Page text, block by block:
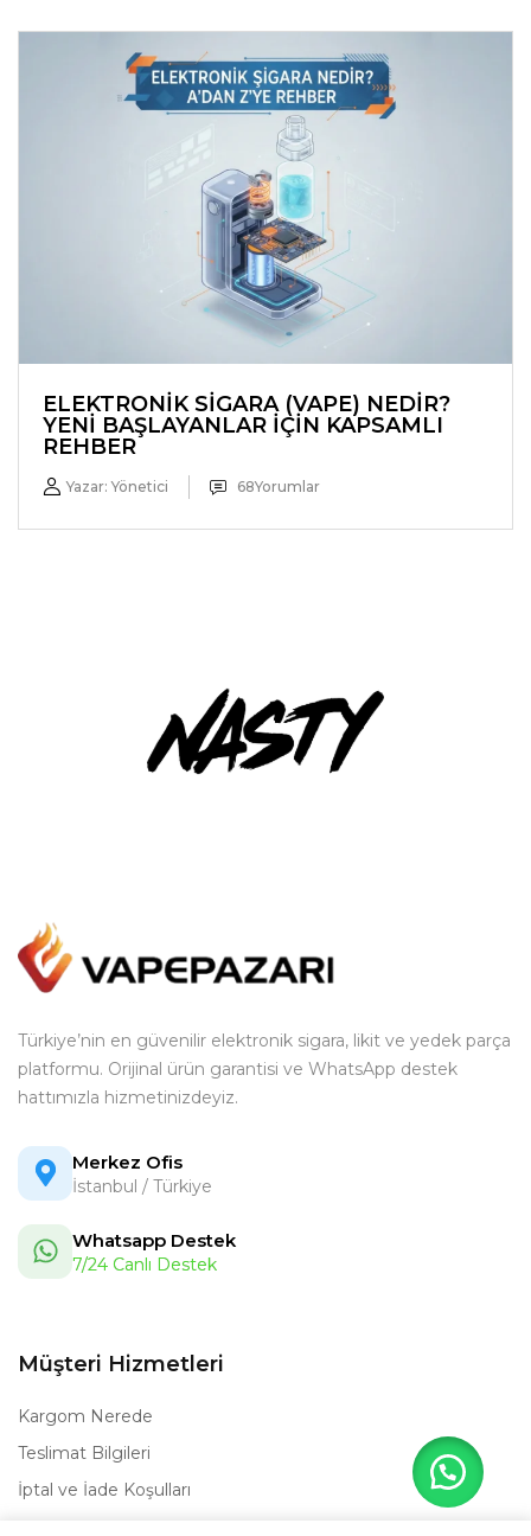
ELEKTRONIK SIGARA (VAPE) NEDIR?
YENI BAŞLAYANLAR İÇIN KAPSAMLI
REHBER
Yazar:Yönetici 68Yorumlar
Türkiye’nin en güvenilir elektronik sigara, likit ve yedek parça
platformu. Orijinal ürün garantisi ve WhatsApp destek
hattımızla hizmetinizdeyiz.
Merkez Ofis
İstanbul / Türkiye
Whatsapp Destek
7/24 Canlı Destek
Müşteri Hizmetleri
Kargom Nerede
Teslimat Bilgileri
İptal ve İade Koşulları